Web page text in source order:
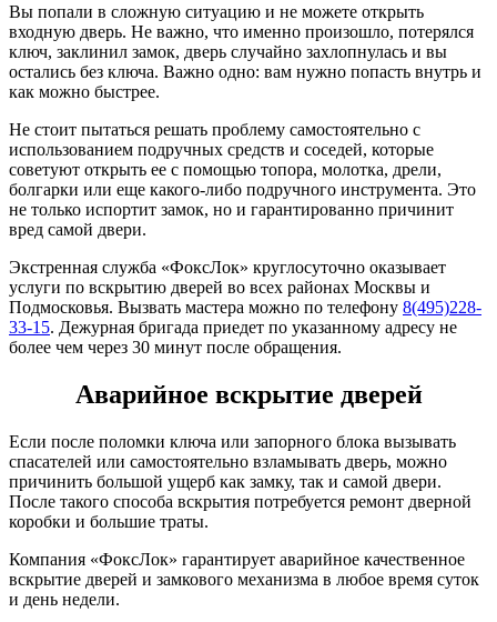
Вы попали в сложную ситуацию и не можете открыть
входную дверь. Не важно, что именно произошло, потерялся
ключ, заклинил замок, дверь случайно захлопнулась и вы
остались без ключа. Важно одно: вам нужно попасть внутрь и
как можно быстрее.
Не стоит пытаться решать проблему самостоятельно с
использованием подручных средств и соседей, которые
советуют открыть ее с помощью топора, молотка, дрели,
болгарки или еще какого-либо подручного инструмента. Это
не только испортит замок, но и гарантированно причинит
вред самой двери.
Экстренная служба «ФоксЛок» круглосуточно оказывает
услуги по вскрытию дверей во всех районах Москвы и
Подмосковья. Вызвать мастера можно по телефону 8(495)228-
33-15. Дежурная бригада приедет по указанному адресу не
более чем через 30 минут после обращения.
Аварийное вскрытие дверей
Если после поломки ключа или запорного блока вызывать
спасателей или самостоятельно взламывать дверь, можно
причинить большой ущерб как замку, так и самой двери.
После такого способа вскрытия потребуется ремонт дверной
коробки и большие траты.
Компания «ФоксЛок» гарантирует аварийное качественное
вскрытие дверей и замкового механизма в любое время суток
и день недели.